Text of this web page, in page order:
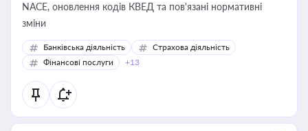
NACE, оновлення кодів КВЕД та пов'язані нормативні
зміни
Банківська діяльність
Страхова діяльність
Фінансові послуги
+13